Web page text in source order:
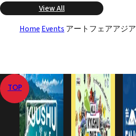
View All
Home Events アートフェアアジ
TOP